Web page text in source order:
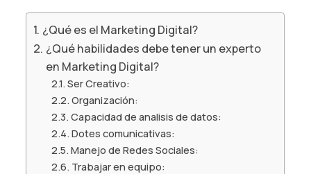
¿Qué es el Marketing Digital?
¿Qué habilidades debe tener un experto
en Marketing Digital?
Ser Creativo:
Organización:
Capacidad de analisis de datos:
Dotes comunicativas:
Manejo de Redes Sociales:
Trabajar en equipo: